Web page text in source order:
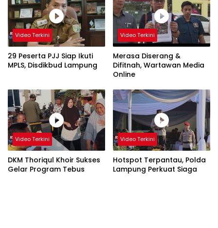
Video Terkini
29 Peserta PJJ Siap Ikuti
MPLS, Disdikbud Lampung
Video Terkini
Merasa Diserang &
Difitnah, Wartawan Media
Online
Video Terkini
DKM Thoriqul Khoir Sukses
Gelar Program Tebus
Video Terkini
Hotspot Terpantau, Polda
Lampung Perkuat Siaga